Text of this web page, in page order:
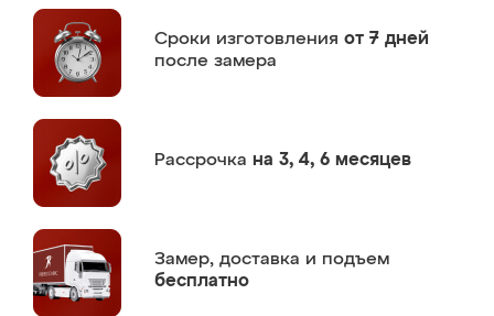
Сроки изготовления от 7 дней
после замера
Рассрочка на 3, 4, 6 месяцев
Замер, доставка и подъем
бесплатно